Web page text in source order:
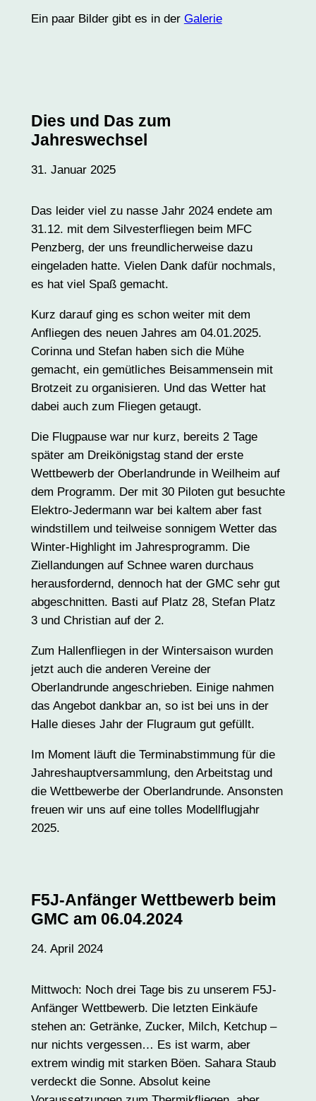
Ein paar Bilder gibt es in der Galerie
Dies und Das zum
Jahreswechsel
31. Januar 2025
Das leider viel zu nasse Jahr 2024 endete am
31.12. mit dem Silvesterfliegen beim MFC
Penzberg, der uns freundlicherweise dazu
eingeladen hatte. Vielen Dank dafür nochmals,
es hat viel Spaß gemacht.
Kurz darauf ging es schon weiter mit dem
Anfliegen des neuen Jahres am 04.01.2025.
Corinna und Stefan haben sich die Mühe
gemacht, ein gemütliches Beisammensein mit
Brotzeit zu organisieren. Und das Wetter hat
dabei auch zum Fliegen getaugt.
Die Flugpause war nur kurz, bereits 2 Tage
später am Dreikönigstag stand der erste
Wettbewerb der Oberlandrunde in Weilheim auf
dem Programm. Der mit 30 Piloten gut besuchte
Elektro-Jedermann war bei kaltem aber fast
windstillem und teilweise sonnigem Wetter das
Winter-Highlight im Jahresprogramm. Die
Ziellandungen auf Schnee waren durchaus
herausfordernd, dennoch hat der GMC sehr gut
abgeschnitten. Basti auf Platz 28, Stefan Platz
3 und Christian auf der 2.
Zum Hallenfliegen in der Wintersaison wurden
jetzt auch die anderen Vereine der
Oberlandrunde angeschrieben. Einige nahmen
das Angebot dankbar an, so ist bei uns in der
Halle dieses Jahr der Flugraum gut gefüllt.
Im Moment läuft die Terminabstimmung für die
Jahreshauptversammlung, den Arbeitstag und
die Wettbewerbe der Oberlandrunde. Ansonsten
freuen wir uns auf eine tolles Modellflugjahr
2025.
F5J-Anfänger Wettbewerb beim
GMC am 06.04.2024
24. April 2024
Mittwoch: Noch drei Tage bis zu unserem F5J-
Anfänger Wettbewerb. Die letzten Einkäufe
stehen an: Getränke, Zucker, Milch, Ketchup –
nur nichts vergessen… Es ist warm, aber
extrem windig mit starken Böen. Sahara Staub
verdeckt die Sonne. Absolut keine